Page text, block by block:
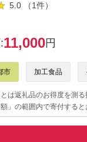
5.0 （1件）
11,000円
市 加工食品
は返礼品のお得度を測る
」の範囲内で寄付する